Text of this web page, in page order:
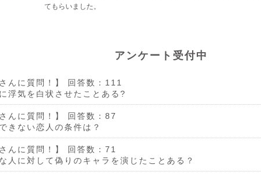
てもらいました。
アンケート受付中
んに質問！】
回答数：111
浮気を白状させたことある?
んに質問！】
回答数：87
きない恋人の条件は？
んに質問！】
回答数：71
人に対して偽りのキャラを演じたことある？